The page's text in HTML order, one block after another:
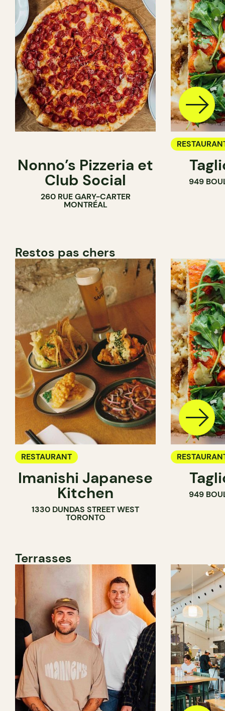
Nonno’s Pizzeria et
Club Social
260 RUE GARY-CARTER
MONTRÉAL
949
Restos pas chers
RESTAURANT
Imanishi Japanese
Kitchen
1330 DUNDAS STREET WEST
TORONTO
949
Terrasses